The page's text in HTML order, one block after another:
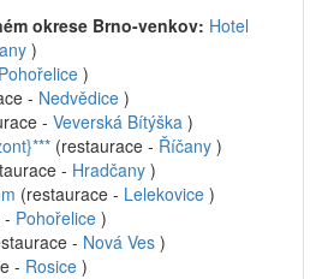
okrese Brno-venkov: Hotel
)
Pohořelice )
- Nedvědice )
- Veverská Bítýška )
(restaurace - Říčany )
- Hradčany )
(restaurace - Lelekovice )
- Pohořelice )
- Nová Ves )
- Rosice )